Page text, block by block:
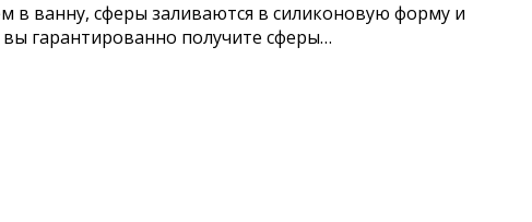
в ванну, сферы заливаются в силиконовую форму и
гарантированно получите сферы…